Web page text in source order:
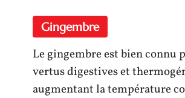
Gingembre
Le gingembre est bien connu
vertus digestives et
augmentant la température